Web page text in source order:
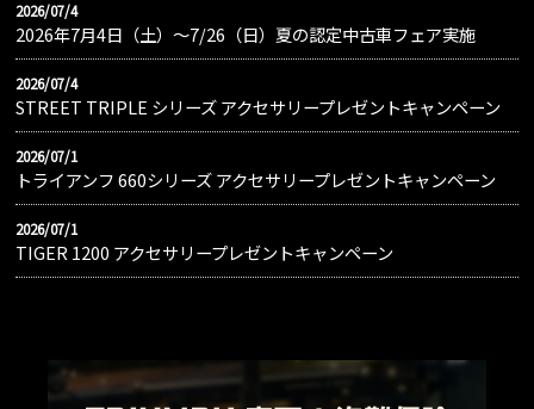
2026/07/4
2026年7月4日（土）〜7/26（日）夏の認定中古車フェア実施
2026/07/4
STREET TRIPLE シリーズ アクセサリープレゼントキャンペーン
2026/07/1
トライアンフ 660シリーズ アクセサリープレゼントキャンペーン
2026/07/1
TIGER 1200 アクセサリープレゼントキャンペーン